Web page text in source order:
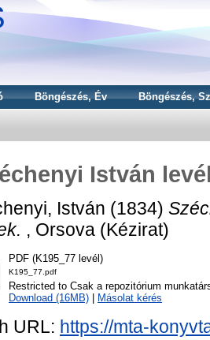
Böngészés, Év Böngészés,
István
István (1834)
, Orsova (Kézirat)
PDF (K195_77 levél)
K195_77.pdf
Restricted to Csak a repozitórium
Download (16MB)
Másolat kérés
URL: https://mta-